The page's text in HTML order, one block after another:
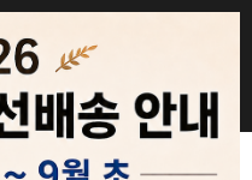
직스더브레드 스토리